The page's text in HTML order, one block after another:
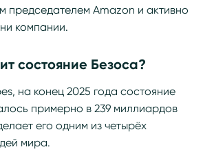
председателем Amazon и активно
компании.
состояние Безоса?
на конец 2025 года состояние
примерно в 239 миллиардов
его одним из четырёх
мира.